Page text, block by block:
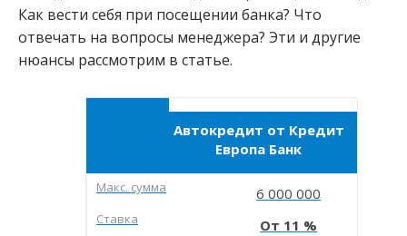
Как вести себя при посещении банка? Что
отвечать на вопросы менеджера? Эти и другие
нюансы рассмотрим в статье.
Автокредит от Кредит
Европа Банк
Макc. сумма 6 000 000
Ставка 11